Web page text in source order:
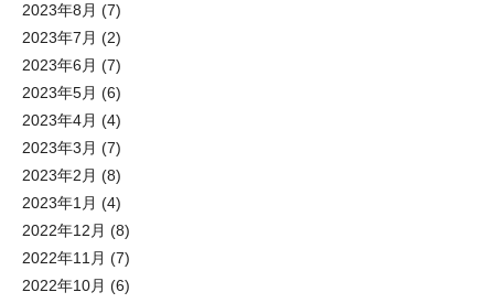
2023年8月 (7)
2023年7月 (2)
2023年6月 (7)
2023年5月 (6)
2023年4月 (4)
2023年3月 (7)
2023年2月 (8)
2023年1月 (4)
2022年12月 (8)
2022年11月 (7)
2022年10月 (6)